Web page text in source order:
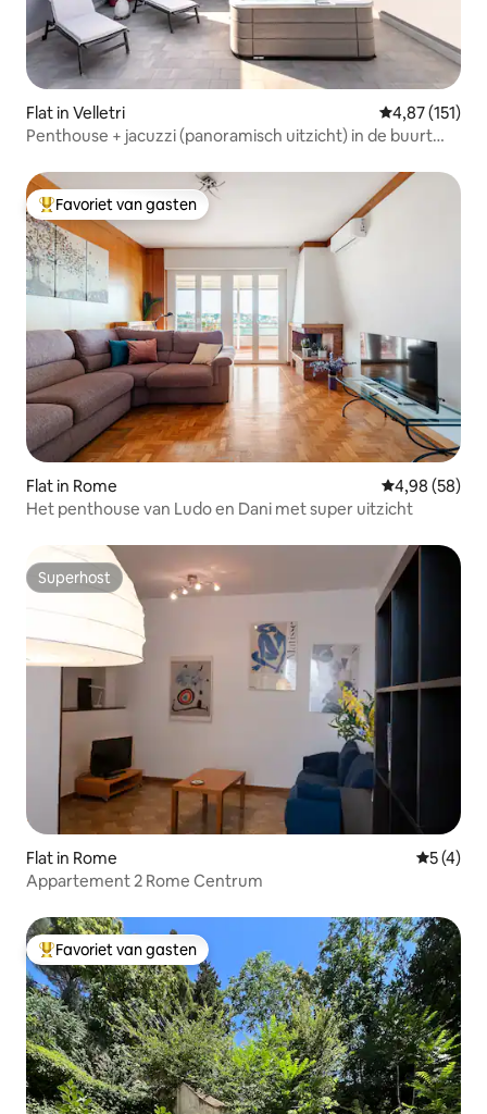
Flat in Velletri Gemiddelde
4,87 (151)
Penthouse + jacuzzi (panoramisch uitzicht) in de buurt
Topfavoriet van gasten
Favoriet van gasten
Flat in Rome Gemiddelde
4,98 (58)
Het penthouse van Ludo en Dani met super uitzicht
Superhost
Superhost
Flat in Rome
5 (4)
Appartement 2 Rome Centrum
Topfavoriet van gasten
Favoriet van gasten